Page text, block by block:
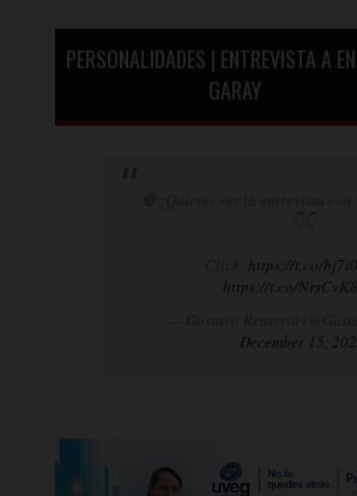
PERSONALIDADES | ENTREVISTA A
GARAY
https://t.co/
https://t.co/
December 15,